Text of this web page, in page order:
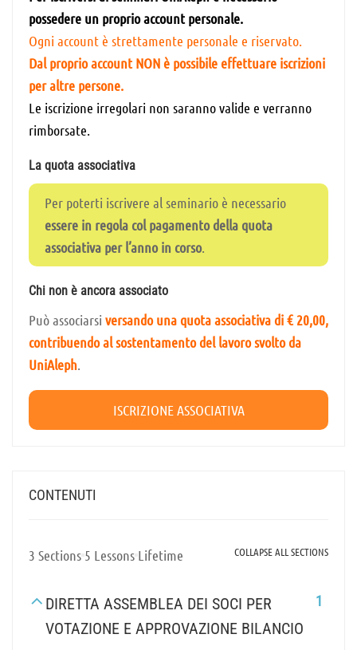
possedere un proprio account personale.
Ogni account è strettamente personale e riservato.
Dal proprio account NON è possibile effettuare iscrizioni
per altre persone.
Le iscrizione irregolari non saranno valide e verranno
rimborsate.
La quota associativa
Per poterti iscrivere al seminario è necessario
essere in regola col pagamento della quota
associativa per l’anno in corso.
Chi non è ancora associato
Può associarsi versando una quota associativa di € 20,00,
contribuendo al sostentamento del lavoro svolto da
UniAleph.
ISCRIZIONE ASSOCIATIVA
CONTENUTI
3 Sections 5 Lessons Lifetime COLLAPSE ALL SECTIONS
DIRETTA ASSEMBLEA DEI SOCI PER
VOTAZIONE E APPROVAZIONE BILANCIO
1